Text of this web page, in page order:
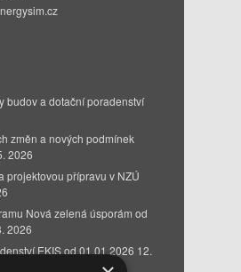
budov a dotační poradenství
změn a nových podmínek
2026
projektovou přípravu v NZÚ
Nová zelená úsporám od
2026
EKIS od 01.01.2026 12.